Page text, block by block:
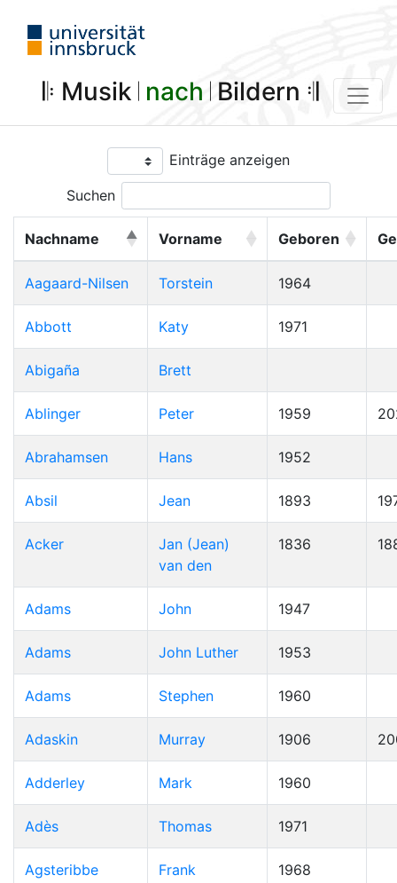
𝄆 Musik 𝄀 nach 𝄀 Bildern 𝄇
Einträge anzeigen
Suchen
Nachname Vorname Geboren
Aagaard-Nilsen Torstein 1964
Abbott Katy 1971
Abigaña Brett
Ablinger Peter 1959
Abrahamsen Hans 1952
Absil Jean 1893
Acker
Jan (Jean)
van den
1836
Adams John 1947
Adams John Luther 1953
Adams Stephen 1960
Adaskin Murray 1906
Adderley Mark 1960
Adès Thomas 1971
Agsteribbe Frank 1968